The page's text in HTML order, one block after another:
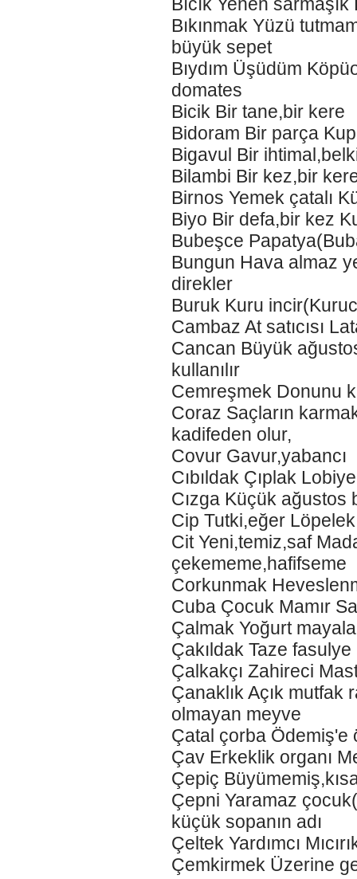
Bıkınmak Yüzü
büyük sepet
Bıydım Üşüdüm
domates
Bicik Bir tane,bir kere
Bidoram Bir parça
Bigavul Bir
Bilambi Bir kez,bir
Birnos Yemek çatalı
Biyo Bir defa,bir kez
Bubeşce
Bungun Hava almaz
direkler
Buruk Kuru
Cambaz At satıcısı
Cancan Büyük
kullanılır
Cemreşmek Donunu
Coraz Saçların
kadifeden olur,
Covur Gavur,yabancı
Cıbıldak Çıplak
Cızga Küçük
Cip Tutki,eğer
Cit Yeni,temiz,saf
çekememe,hafifseme
Corkunmak
Cuba Çocuk Mamır
Çalmak Yoğurt
Çakıldak Taze fasulye
Çalkakçı Zahireci
Çanaklık Açık mutfak
olmayan meyve
Çatal çorba Ödemiş'e
Çav Erkeklik organı
Çepiç
Çepni Yaramaz
küçük sopanın adı
Çeltek Yardımcı
Çemkirmek Üzerine